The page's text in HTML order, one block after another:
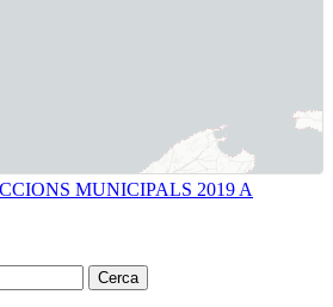
MUNICIPALS 2019 A
Cerca